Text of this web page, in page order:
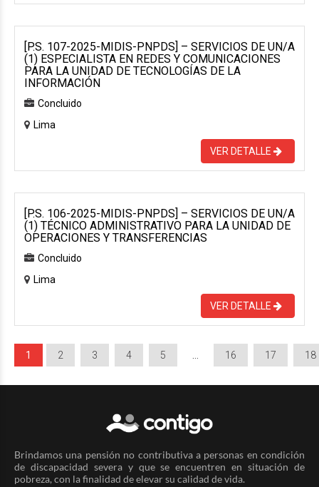
[P.S. 107-2025-MIDIS-PNPDS] – SERVICIOS DE UN/A
(1) ESPECIALISTA EN REDES Y COMUNICACIONES
PARA LA UNIDAD DE TECNOLOGÍAS DE LA
INFORMACIÓN
Concluido
Lima
VER DETALLE
[P.S. 106-2025-MIDIS-PNPDS] – SERVICIOS DE UN/A
(1) TÉCNICO ADMINISTRATIVO PARA LA UNIDAD DE
OPERACIONES Y TRANSFERENCIAS
Concluido
Lima
VER DETALLE
1 2 3 4 5 16 17 18
Brindamos una pensión no contributiva a personas en condición
de discapacidad severa y que se encuentren en situación de
pobreza, con la finalidad de elevar su calidad de vida.